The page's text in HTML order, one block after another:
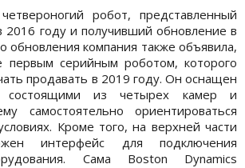
робот, представленный
2016 году и получивший обновление в
обновления компания также объявила,
первым серийным роботом, которого
продавать в 2019 году. Он оснащен
состоящими из четырех камер и
самостоятельно ориентироваться
Кроме того, на верхней части
интерфейс для подключения
Сама Boston Dynamics